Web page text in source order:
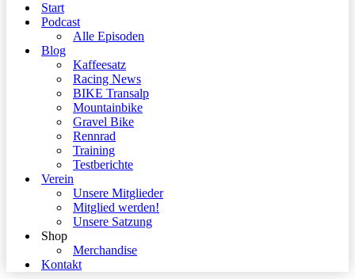
Start
Podcast
Alle Episoden
Blog
Kaffeesatz
Racing News
BIKE Transalp
Mountainbike
Gravel Bike
Rennrad
Training
Testberichte
Verein
Unsere Mitglieder
Mitglied werden!
Unsere Satzung
Shop
Merchandise
Kontakt